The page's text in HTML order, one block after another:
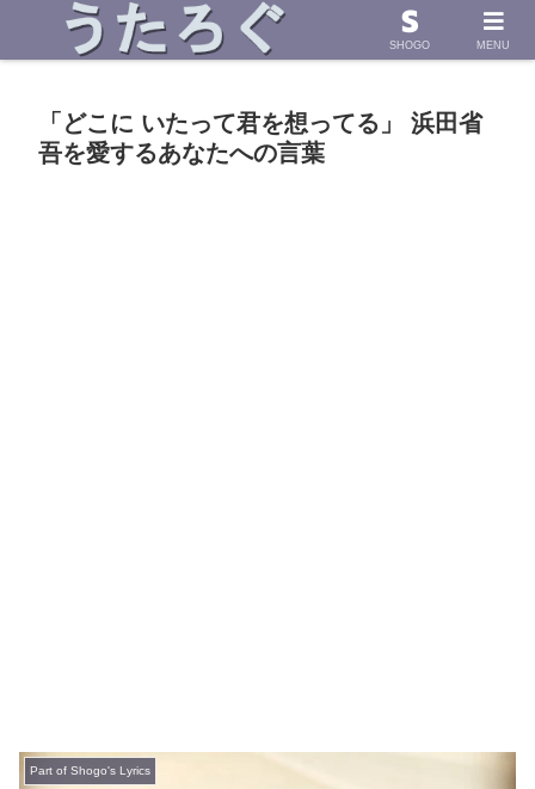
浜田省吾さんの「うた」に導かれて したためた物語
「どこに いたって君を想ってる」 浜田省
吾を愛するあなたへの言葉
Part of Shogo's Lyrics
SHOGO MENU